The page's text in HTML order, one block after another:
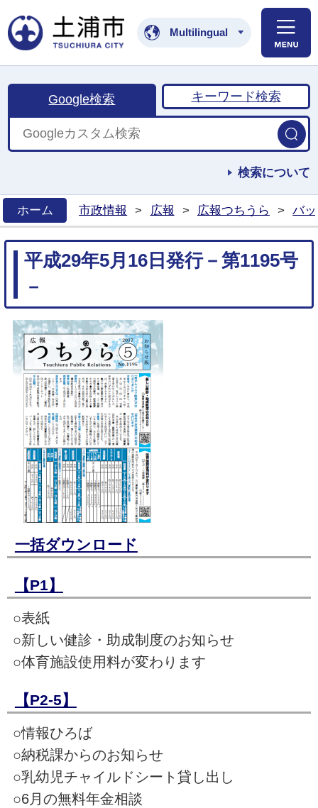
土浦市公式ホームペ
Multilingual
Google検索 キーワード検索
検索について
ホーム
市政情報 > 広報 > 広報つちうら > バ
平成29年5月16日発行－第1195号
－
一括ダウンロード
【P1】
○表紙
○新しい健診・助成制度のお知らせ
○体育施設使用料が変わります
【P2-5】
○情報ひろば
○納税課からのお知らせ
○乳幼児チャイルドシート貸し出し
○6月の無料年金相談